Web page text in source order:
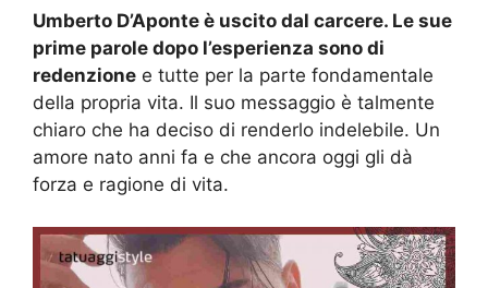
Umberto D’Aponte è uscito dal carcere. Le sue
prime parole dopo l’esperienza sono di
redenzione e tutte per la parte fondamentale
della propria vita. Il suo messaggio è talmente
chiaro che ha deciso di renderlo indelebile. Un
amore nato anni fa e che ancora oggi gli dà
forza e ragione di vita.